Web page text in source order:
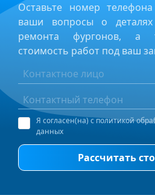
Оставьте номер
ваши вопросы о деталях
ремонта фургонов, а
стоимость работ под ваш
Я согласен(на) с политикой
данных
Рассчитать